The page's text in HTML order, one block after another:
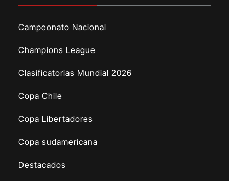
Campeonato Nacional
Champions League
Clasificatorias Mundial 2026
Copa Chile
Copa Libertadores
Copa sudamericana
Destacados